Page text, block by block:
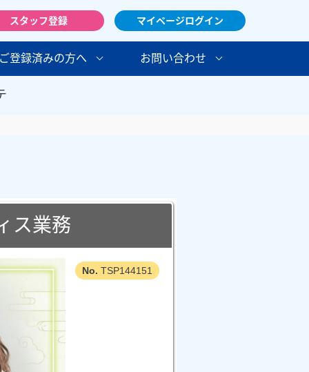
スタッフ登録 マイページログイン
登録済みの方へ お問い合わせ
ス業務
TSP144151